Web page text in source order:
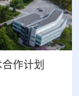
作计划